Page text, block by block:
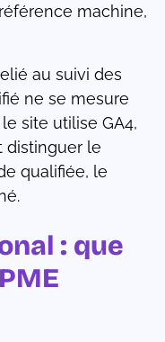
machine,
au suivi des
ne se mesure
site utilise GA4,
distinguer le
qualifiée, le
: que